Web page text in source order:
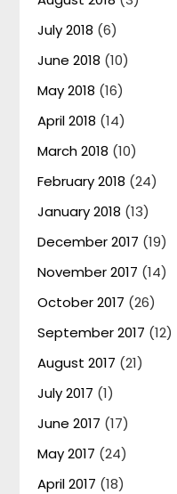
July 2018 (6)
June 2018 (10)
May 2018 (16)
April 2018 (14)
March 2018 (10)
February 2018 (24)
January 2018 (13)
December 2017 (19)
November 2017 (14)
October 2017 (26)
September 2017 (12)
August 2017 (21)
July 2017 (1)
June 2017 (17)
May 2017 (24)
April 2017 (18)